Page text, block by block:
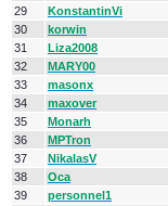
29
KonstantinVi
30
korwin
31
Liza2008
32
MARY00
33
masonx
34
maxover
35
Monarh
36
MPTron
37
NikalasV
38
Oca
39
personnel1